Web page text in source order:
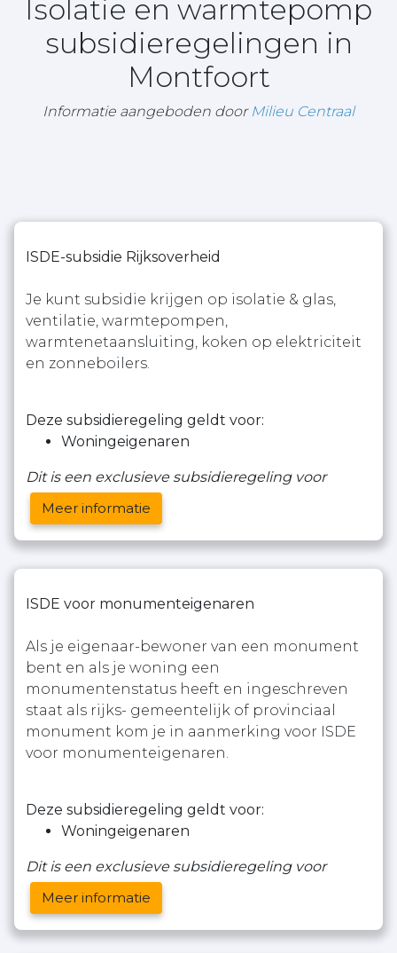
Isolatie en warmtepomp
subsidieregelingen in
Montfoort
Informatie aangeboden door Milieu Centraal
ISDE-subsidie Rijksoverheid
Je kunt subsidie krijgen op isolatie & glas,
ventilatie, warmtepompen,
warmtenetaansluiting, koken op elektriciteit
en zonneboilers.
Deze subsidieregeling geldt voor:
Woningeigenaren
Dit is een exclusieve subsidieregeling voor
Meer informatie
ISDE voor monumenteigenaren
Als je eigenaar-bewoner van een monument
bent en als je woning een
monumentenstatus heeft en ingeschreven
staat als rijks- gemeentelijk of provinciaal
monument kom je in aanmerking voor ISDE
voor monumenteigenaren.
Deze subsidieregeling geldt voor:
Woningeigenaren
Dit is een exclusieve subsidieregeling voor
Meer informatie